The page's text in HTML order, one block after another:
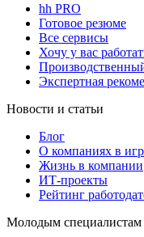
hh PRO
Готовое резюме
Все сервисы
Хочу у вас
Экспертная
Новости и статьи
Блог
О компаниях в
Жизнь в компании
ИТ-проекты
Рейтинг
Молодым специалистам